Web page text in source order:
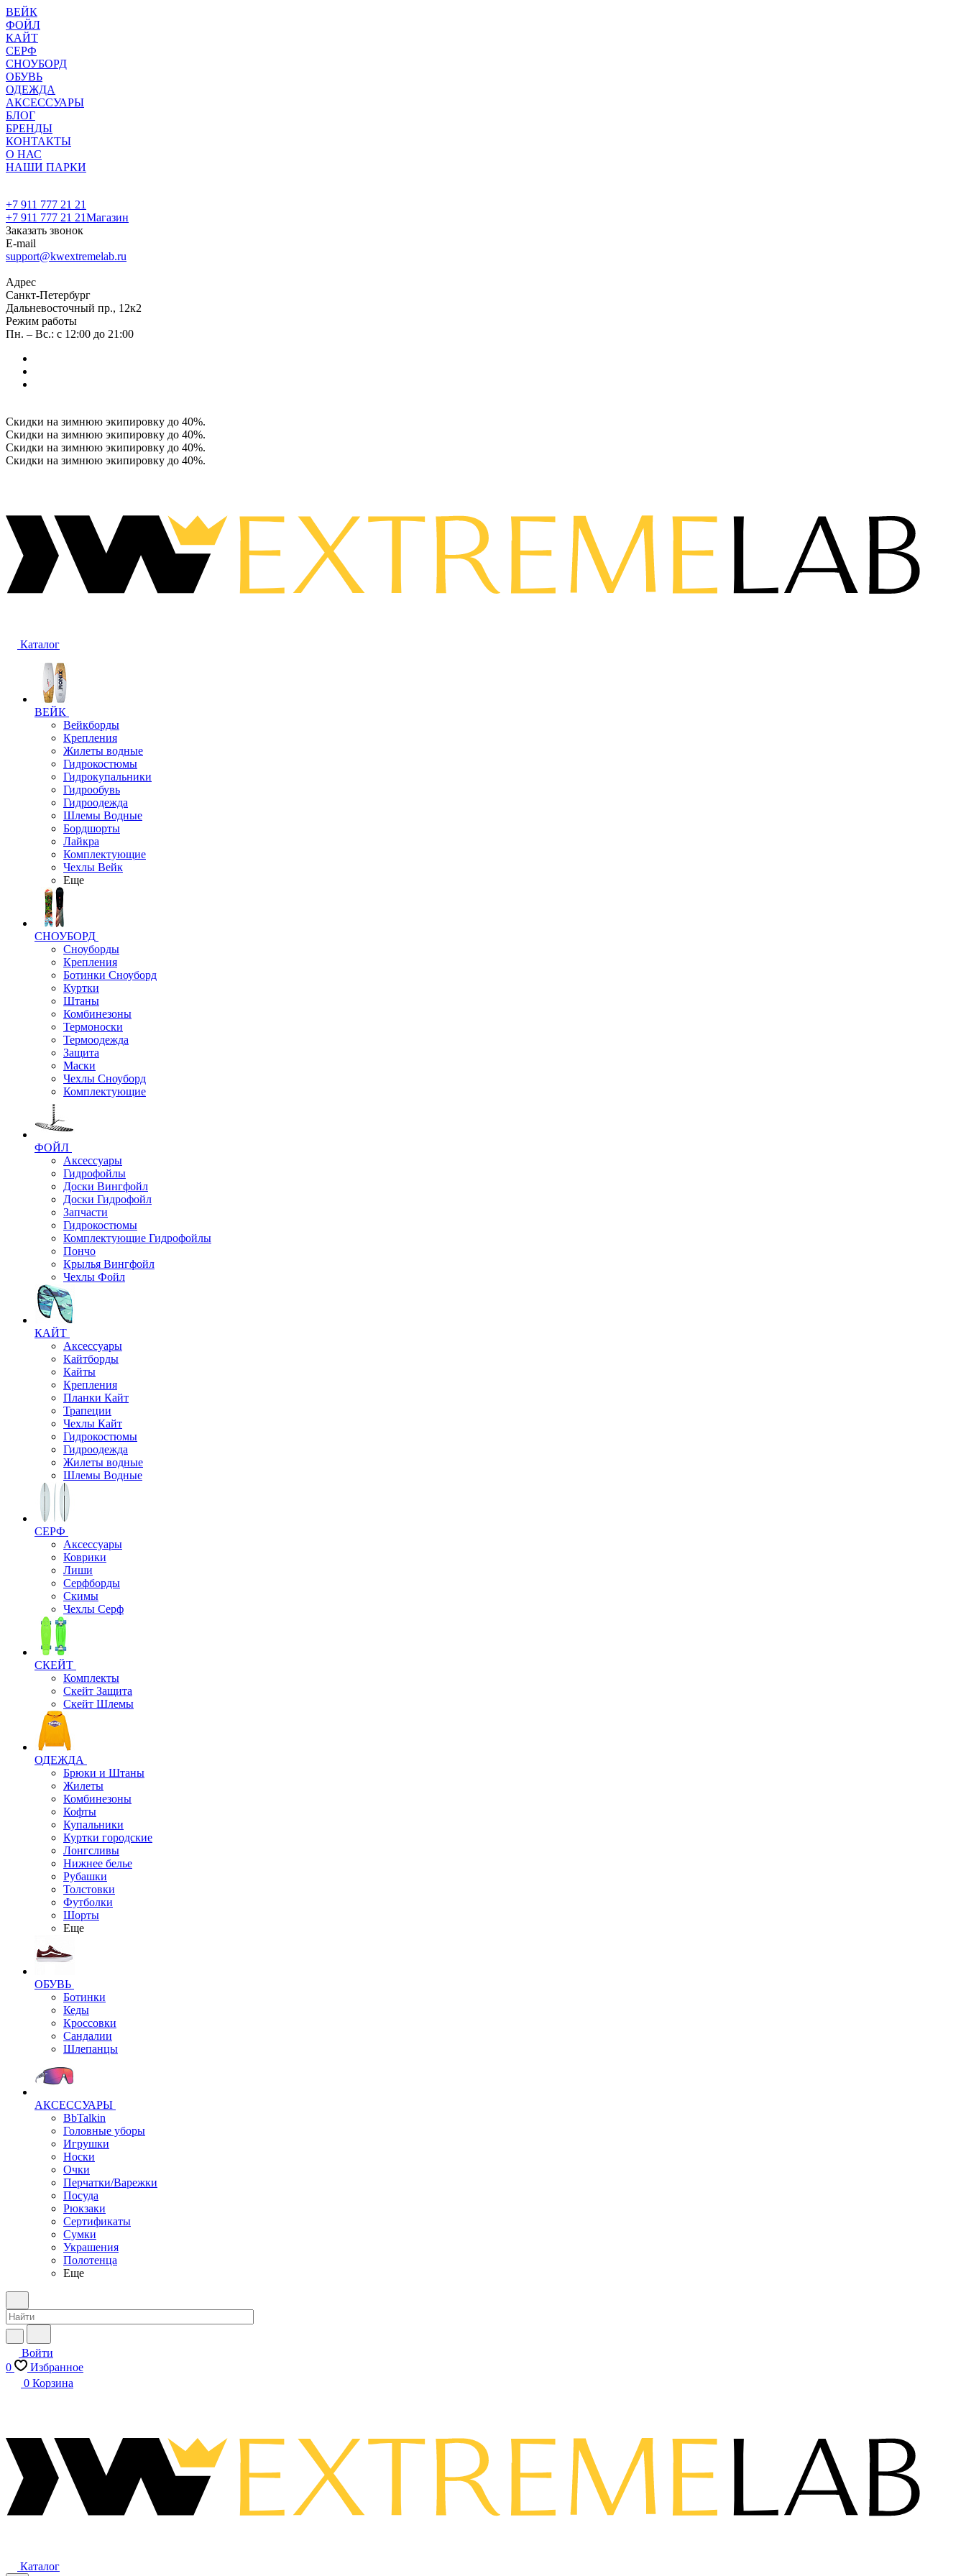
ВЕЙК
ФОЙЛ
КАЙТ
СЕРФ
СНОУБОРД
ОБУВЬ
ОДЕЖДА
АКСЕССУАРЫ
БЛОГ
БРЕНДЫ
КОНТАКТЫ
О НАС
НАШИ ПАРКИ
+7 911 777 21 21
+7 911 777 21 21Магазин
Заказать звонок
E-mail
support@kwextremelab.ru
Адрес
Санкт-Петербург
Дальневосточный пр., 12к2
Режим работы
Пн. – Вс.: с 12:00 до 21:00
Скидки на зимнюю экипировку до 40%.
Скидки на зимнюю экипировку до 40%.
Скидки на зимнюю экипировку до 40%.
Скидки на зимнюю экипировку до 40%.
Каталог
ВЕЙК
Вейкборды
Крепления
Жилеты водные
Гидрокостюмы
Гидрокупальники
Гидрообувь
Гидроодежда
Шлемы Водные
Бордшорты
Лайкра
Комплектующие
Чехлы Вейк
Еще
СНОУБОРД
Сноуборды
Крепления
Ботинки Сноуборд
Куртки
Штаны
Комбинезоны
Термоноски
Термоодежда
Защита
Маски
Чехлы Сноуборд
Комплектующие
ФОЙЛ
Аксессуары
Гидрофойлы
Доски Вингфойл
Доски Гидрофойл
Запчасти
Гидрокостюмы
Комплектующие Гидрофойлы
Пончо
Крылья Вингфойл
Чехлы Фойл
КАЙТ
Аксессуары
Кайтборды
Кайты
Крепления
Планки Кайт
Трапеции
Чехлы Кайт
Гидрокостюмы
Гидроодежда
Жилеты водные
Шлемы Водные
СЕРФ
Аксессуары
Коврики
Лиши
Серфборды
Скимы
Чехлы Cерф
СКЕЙТ
Комплекты
Скейт Защита
Скейт Шлемы
ОДЕЖДА
Брюки и Штаны
Жилеты
Комбинезоны
Кофты
Купальники
Куртки городские
Лонгсливы
Нижнее белье
Рубашки
Толстовки
Футболки
Шорты
Еще
ОБУВЬ
Ботинки
Кеды
Кроссовки
Сандалии
Шлепанцы
АКСЕССУАРЫ
BbTalkin
Головные уборы
Игрушки
Носки
Очки
Перчатки/Варежки
Посуда
Рюкзаки
Сертификаты
Сумки
Украшения
Полотенца
Еще
Войти
0
Избранное
0 Корзина
Каталог